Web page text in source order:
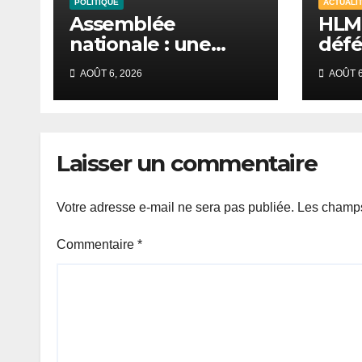
POLITIQUE
Assemblée
nationale : une
session
extraordinaire
s’ouvre avec onze
AOÛT 6, 2026
etAOÛT
Laisser un commentaire
Votre adresse e-mail ne sera pas publiée. Les
Commentaire *